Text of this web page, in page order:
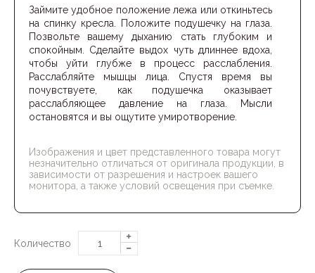
Займите удобное положение лежа или откиньтесь
на спинку кресла. Положите подушечку на глаза.
Позвольте вашему дыханию стать глубоким и
спокойным. Сделайте выдох чуть длиннее вдоха,
чтобы уйти глубже в процесс расслабления.
Расслабляйте мышцы лица. Спустя время вы
почувствуете, как подушечка оказывает
расслабляющее давление на глаза. Мысли
остановятся и вы ощутите умиротворение.
Изображения и цвет представленного товара могут
незначительно отличаться от оригинала продукции, в
зависимости от разрешения и настроек вашего
монитора, а также условий освещения при съемке.
Количество